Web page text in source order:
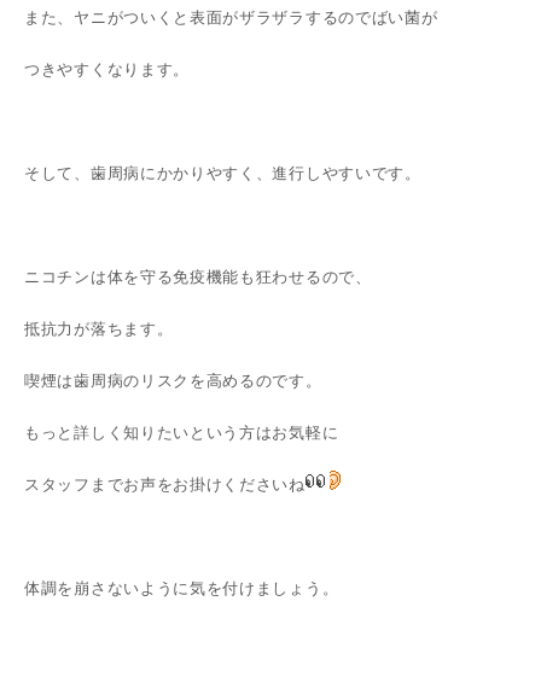
また、ヤニがついくと表面がザラザラするのでばい菌が
つきやすくなります。
そして、歯周病にかかりやすく、進行しやすいです。
ニコチンは体を守る免疫機能も狂わせるので、
抵抗力が落ちます。
喫煙は歯周病のリスクを高めるのです。
もっと詳しく知りたいという方はお気軽に
スタッフまでお声をお掛けくださいね
体調を崩さないように気を付けましょう。